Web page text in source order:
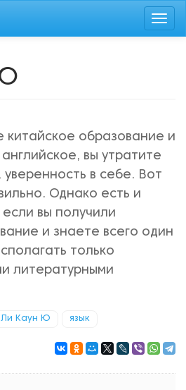
китайское образование и
вы утратите
уверенность в себе. Вот
Однако есть и
если вы получили
и знаете всего один
только
литературными
Ли Каун Ю язык